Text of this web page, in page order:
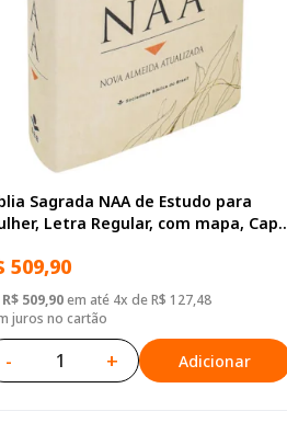
Sagrada NAA de Estudo para
Letra Regular, com mapa, Capa
509,90
R$ 509,90em até 4x de R$ 127,48
juros no cartão
- + Adicionar